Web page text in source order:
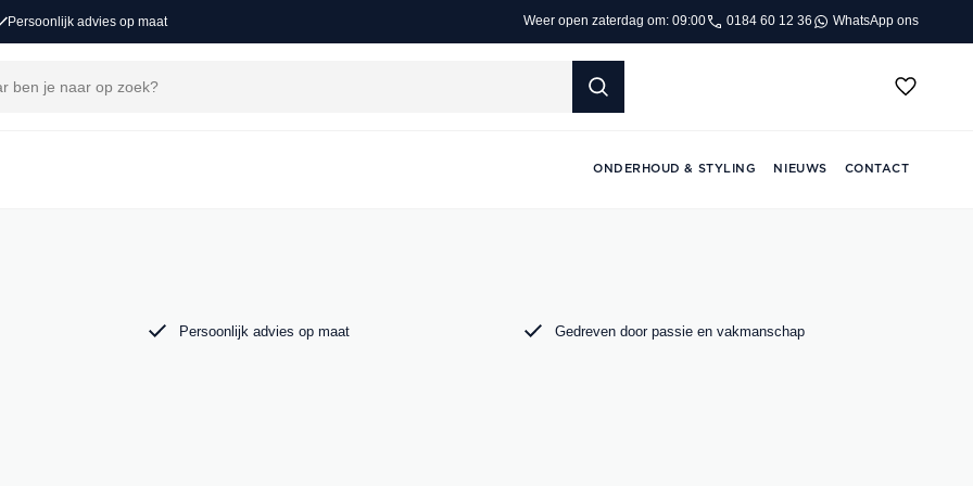
Persoonlijk advies op maat Weer open zaterdag om: 09:00 0184 60 12 36 WhatsApp ons
ONDERHOUD & STYLING NIEUWS CONTACT
Auto vind je een zorgvuldig
de krachtige Audi RS6. Bekijk ons aanbod
Persoonlijk advies op maat Gedreven door passie en vakmanschap